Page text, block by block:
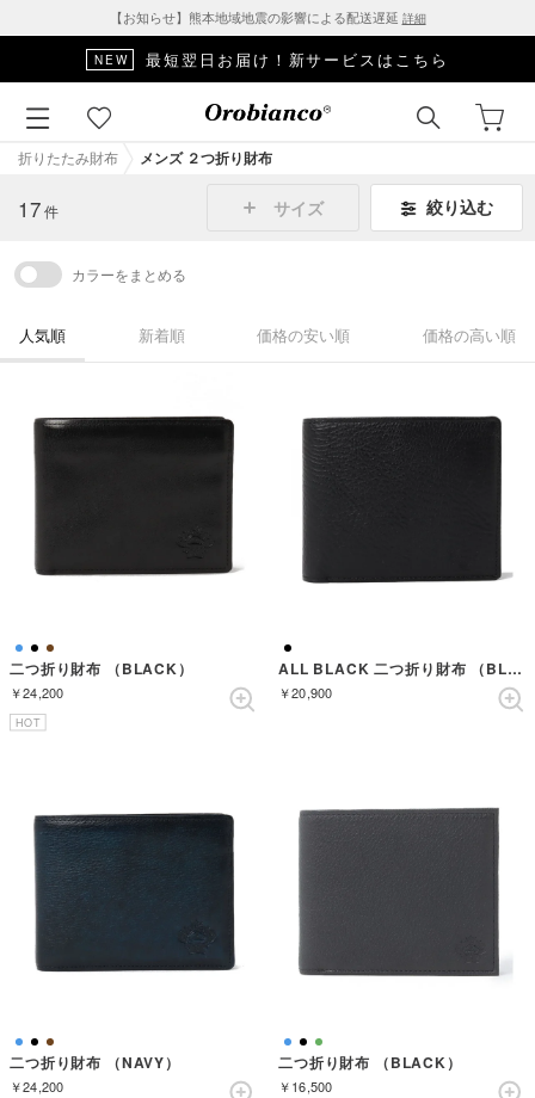
【お知らせ】熊本地域地震の影響による配送遅延 詳細
NEW 最短翌日お届け！新サービスはこちら
折りたたみ財布 メンズ ２つ折り財布
17件 サイズ 絞り込む
カラーをまとめる
人気順 新着順 価格の安い順 価格の高い順
二つ折り財布 （BLACK）
￥24,200
HOT
ALL BLACK 二つ折り財布 （BLACK）
￥20,900
二つ折り財布 （NAVY）
￥24,200
二つ折り財布 （BLACK）
￥16,500